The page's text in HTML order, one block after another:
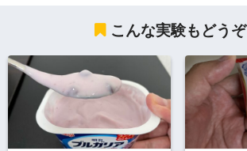
こんな実験もどうぞ